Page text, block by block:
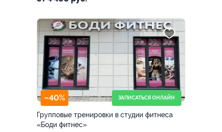
–40% ЗАПИСАТЬСЯ ОНЛАЙН
Групповые тренировки в студии фитнеса
«Боди фитнес»